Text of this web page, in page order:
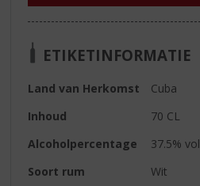
ETIKETINFORMATIE
Land van Herkomst
Cuba
Inhoud
70 CL
Alcoholpercentage
37.5% vol
Soort rum
Wit